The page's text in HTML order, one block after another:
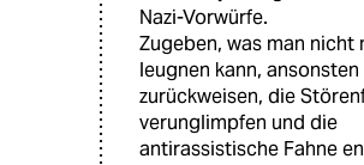
Nazi-Vorwürfe.
Zugeben, was man nicht
leugnen kann, ansonsten
zurückweisen, die
verunglimpfen und die
antirassistische Fahne